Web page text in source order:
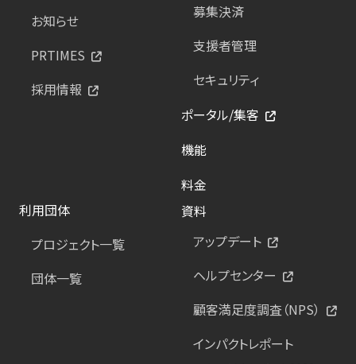
お知らせ
PRTIMES
採用情報
募集決済
支援者管理
セキュリティ
ポータル/集客
機能
料金
利用団体
プロジェクト一覧
団体一覧
資料
アップデート
ヘルプセンター
顧客満足度調査（NPS）
インパクトレポート